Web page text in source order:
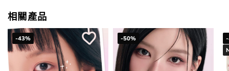
相關產品
-43% -50%